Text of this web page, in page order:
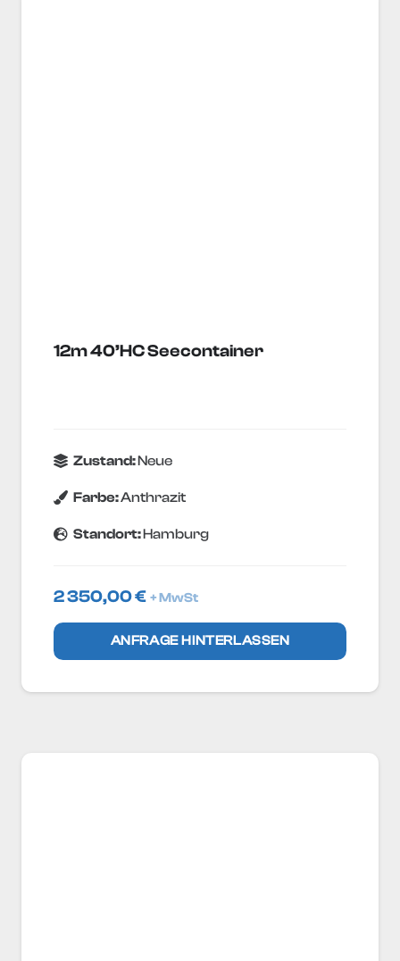
12m 40’HC Seecontainer
Zustand:Neue
Farbe:Anthrazit
Standort:Hamburg
2 350,00€ + MwSt
ANFRAGE HINTERLASSEN